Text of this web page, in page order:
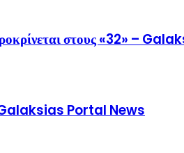
στους «32» –
Galaksias Portal News